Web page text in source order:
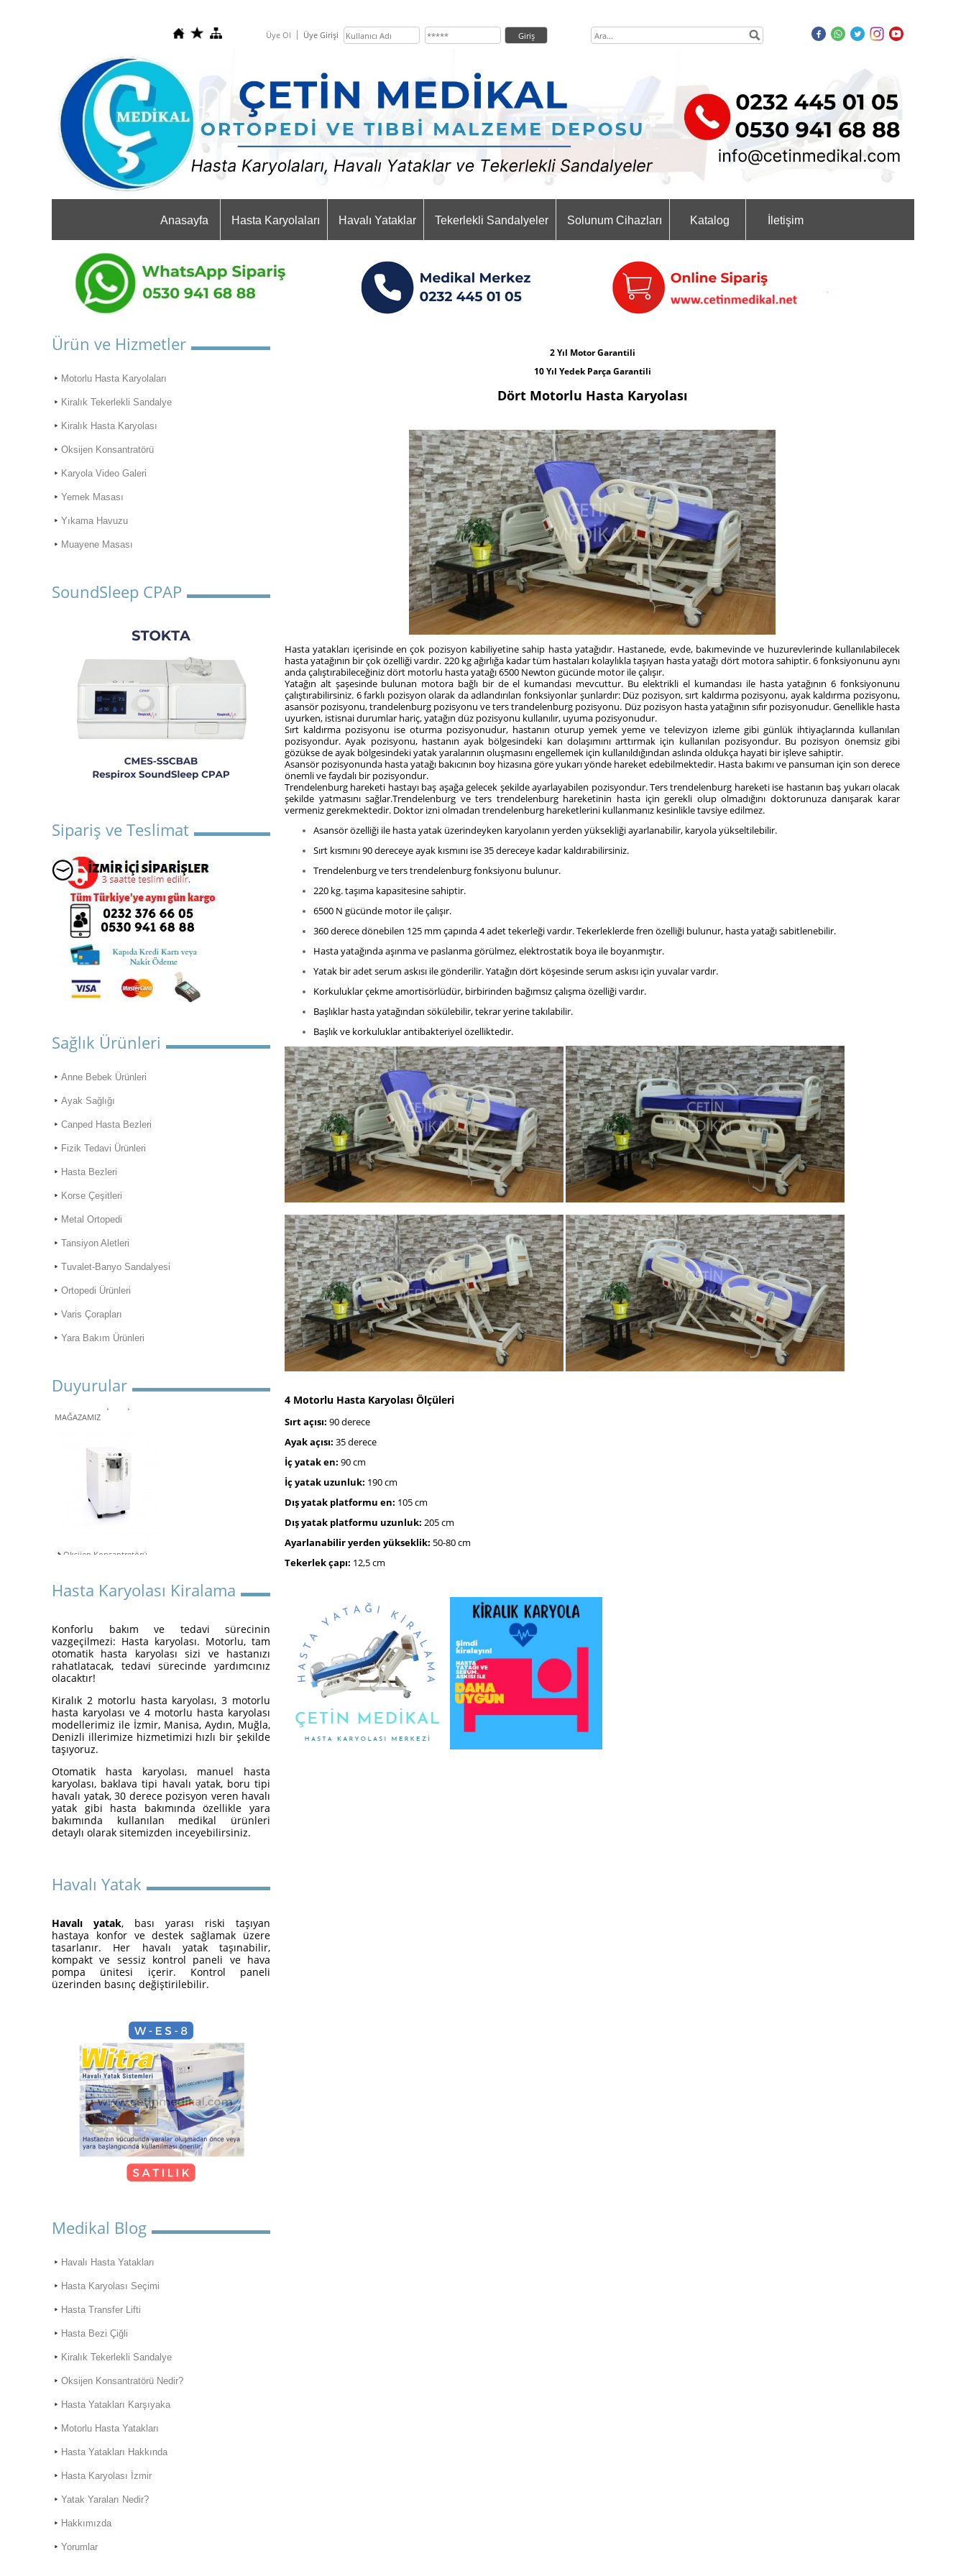
Üye Ol Üye Girişi
Anasayfa Hasta Karyolaları Havalı Yataklar Tekerlekli Sandalyeler Solunum Cihazları Katalog İletişim
Ürün ve Hizmetler
Motorlu Hasta Karyolaları
Kiralık Tekerlekli Sandalye
Kiralık Hasta Karyolası
Oksijen Konsantratörü
Karyola Video Galeri
Yemek Masası
Yıkama Havuzu
Muayene Masası
SoundSleep CPAP
Sipariş ve Teslimat
Sağlık Ürünleri
Anne Bebek Ürünleri
Ayak Sağlığı
Canped Hasta Bezleri
Fizik Tedavi Ürünleri
Hasta Bezleri
Korse Çeşitleri
Metal Ortopedi
Tansiyon Aletleri
Tuvalet-Banyo Sandalyesi
Ortopedi Ürünleri
Varis Çorapları
Yara Bakım Ürünleri
Duyurular
ONLİNE ALIŞVERİŞ
Kiralama
Öneme Sahip Bir Araç
İzmir Konak Hasta Yatağı
Kurulumları Devam Ediyor
Hasta Karyolası ve Havalı
Yatak Nasıl Kurulur?
Hasta Karyolası Güzelbahçe
SANDALYE
Kiralık Hasta Karyolası
Kiralık Hasta Karyolası
Hasta Karyolası Muğla
Hasta Karyolası Kiralama
Hasta Karyolası Kiralama
Konforlu bakım ve tedavi sürecinin
vazgeçilmezi: Hasta karyolası. Motorlu, tam
otomatik hasta karyolası sizi ve hastanızı
rahatlatacak, tedavi sürecinde yardımcınız
olacaktır!
Kiralık 2 motorlu hasta karyolası, 3 motorlu
hasta karyolası ve 4 motorlu hasta karyolası
modellerimiz ile İzmir, Manisa, Aydın, Muğla,
Denizli illerimize hizmetimizi hızlı bir şekilde
taşıyoruz.
Otomatik hasta karyolası, manuel hasta
karyolası, baklava tipi havalı yatak, boru tipi
havalı yatak, 30 derece pozisyon veren havalı
yatak gibi hasta bakımında özellikle yara
bakımında kullanılan medikal ürünleri
detaylı olarak sitemizden inceyebilirsiniz.
Havalı Yatak
Havalı yatak, bası yarası riski taşıyan
hastaya konfor ve destek sağlamak üzere
tasarlanır. Her havalı yatak taşınabilir,
kompakt ve sessiz kontrol paneli ve hava
pompa ünitesi içerir. Kontrol paneli
üzerinden basınç değiştirilebilir.
Medikal Blog
Havalı Hasta Yatakları
Hasta Karyolası Seçimi
Hasta Transfer Lifti
Hasta Bezi Çiğli
Kiralık Tekerlekli Sandalye
Oksijen Konsantratörü Nedir?
Hasta Yatakları Karşıyaka
Motorlu Hasta Yatakları
Hasta Yatakları Hakkında
Hasta Karyolası İzmir
Yatak Yaraları Nedir?
Hakkımızda
Yorumlar
2 Yıl Motor Garantili
10 Yıl Yedek Parça Garantili
Dört Motorlu Hasta Karyolası
Hasta yatakları içerisinde en çok pozisyon kabiliyetine sahip hasta yatağıdır. Hastanede, evde, bakımevinde ve huzurevlerinde kullanılabilecek
hasta yatağının bir çok özelliği vardır. 220 kg ağırlığa kadar tüm hastaları kolaylıkla taşıyan hasta yatağı dört motora sahiptir. 6 fonksiyonunu aynı
anda çalıştırabileceğiniz dört motorlu hasta yatağı 6500 Newton gücünde motor ile çalışır.
Yatağın alt şaşesinde bulunan motora bağlı bir de el kumandası mevcuttur. Bu elektrikli el kumandası ile hasta yatağının 6 fonksiyonunu
çalıştırabilirsiniz. 6 farklı pozisyon olarak da adlandırılan fonksiyonlar şunlardır: Düz pozisyon, sırt kaldırma pozisyonu, ayak kaldırma pozisyonu,
asansör pozisyonu, trandelenburg pozisyonu ve ters trandelenburg pozisyonu. Düz pozisyon hasta yatağının sıfır pozisyonudur. Genellikle hasta
uyurken, istisnai durumlar hariç, yatağın düz pozisyonu kullanılır, uyuma pozisyonudur.
Sırt kaldırma pozisyonu ise oturma pozisyonudur, hastanın oturup yemek yeme ve televizyon izleme gibi günlük ihtiyaçlarında kullanılan
pozisyondur. Ayak pozisyonu, hastanın ayak bölgesindeki kan dolaşımını arttırmak için kullanılan pozisyondur. Bu pozisyon önemsiz gibi
gözükse de ayak bölgesindeki yatak yaralarının oluşmasını engellemek için kullanıldığından aslında oldukça hayati bir işleve sahiptir.
Asansör pozisyonunda hasta yatağı bakıcının boy hizasına göre yukarı yönde hareket edebilmektedir. Hasta bakımı ve pansuman için son derece
önemli ve faydalı bir pozisyondur.
Trendelenburg hareketi hastayı baş aşağa gelecek şekilde ayarlayabilen pozisyondur. Ters trendelenburg hareketi ise hastanın baş yukarı olacak
şekilde yatmasını sağlar.Trendelenburg ve ters trendelenburg hareketinin hasta için gerekli olup olmadığını doktorunuza danışarak karar
vermeniz gerekmektedir. Doktor izni olmadan trendelenburg hareketlerini kullanmanız kesinlikle tavsiye edilmez.
Asansör özelliği ile hasta yatak üzerindeyken karyolanın yerden yüksekliği ayarlanabilir, karyola yükseltilebilir.
Sırt kısmını 90 dereceye ayak kısmını ise 35 dereceye kadar kaldırabilirsiniz.
Trendelenburg ve ters trendelenburg fonksiyonu bulunur.
220 kg. taşıma kapasitesine sahiptir.
6500 N gücünde motor ile çalışır.
360 derece dönebilen 125 mm çapında 4 adet tekerleği vardır. Tekerleklerde fren özelliği bulunur, hasta yatağı sabitlenebilir.
Hasta yatağında aşınma ve paslanma görülmez, elektrostatik boya ile boyanmıştır.
Yatak bir adet serum askısı ile gönderilir. Yatağın dört köşesinde serum askısı için yuvalar vardır.
Korkuluklar çekme amortisörlüdür, birbirinden bağımsız çalışma özelliği vardır.
Başlıklar hasta yatağından sökülebilir, tekrar yerine takılabilir.
Başlık ve korkuluklar antibakteriyel özelliktedir.
4 Motorlu Hasta Karyolası Ölçüleri
Sırt açısı: 90 derece
Ayak açısı: 35 derece
İç yatak en: 90 cm
İç yatak uzunluk: 190 cm
Dış yatak platformu en: 105 cm
Dış yatak platformu uzunluk: 205 cm
Ayarlanabilir yerden yükseklik: 50-80 cm
Tekerlek çapı: 12,5 cm